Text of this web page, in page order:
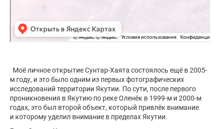
Моё личное открытие Сунтар-Хаята состоялось ещё в 2005-
м году, и это было одним из первых фотографических
исследований территории Якутии. По сути, после первого
проникновения в Якутию по реке Оленёк в 1999-м и 2000-м
годах, это был второй объект, который привлёк внимание
и которому уделил внимание в пределах Якутии.